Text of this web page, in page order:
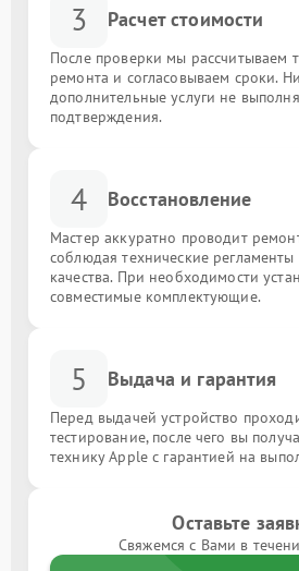
3 Расчет стоимости
После проверки мы рассчитываем
ремонта и согласовываем сроки.
дополнительные услуги не
подтверждения.
4 Восстановление
Мастер аккуратно проводит
соблюдая технические
качества. При необходимости
совместимые комплектующие.
5 Выдача и гарантия
Перед выдачей устройство
тестирование, после чего вы
технику Apple с гарантией на
Оставьте
Свяжемся с Вами в